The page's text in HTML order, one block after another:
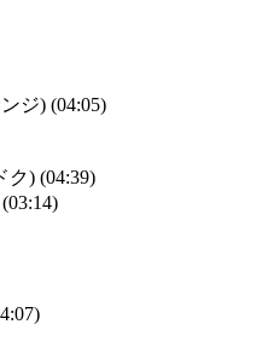
ジ) (04:05)
ク) (04:39)